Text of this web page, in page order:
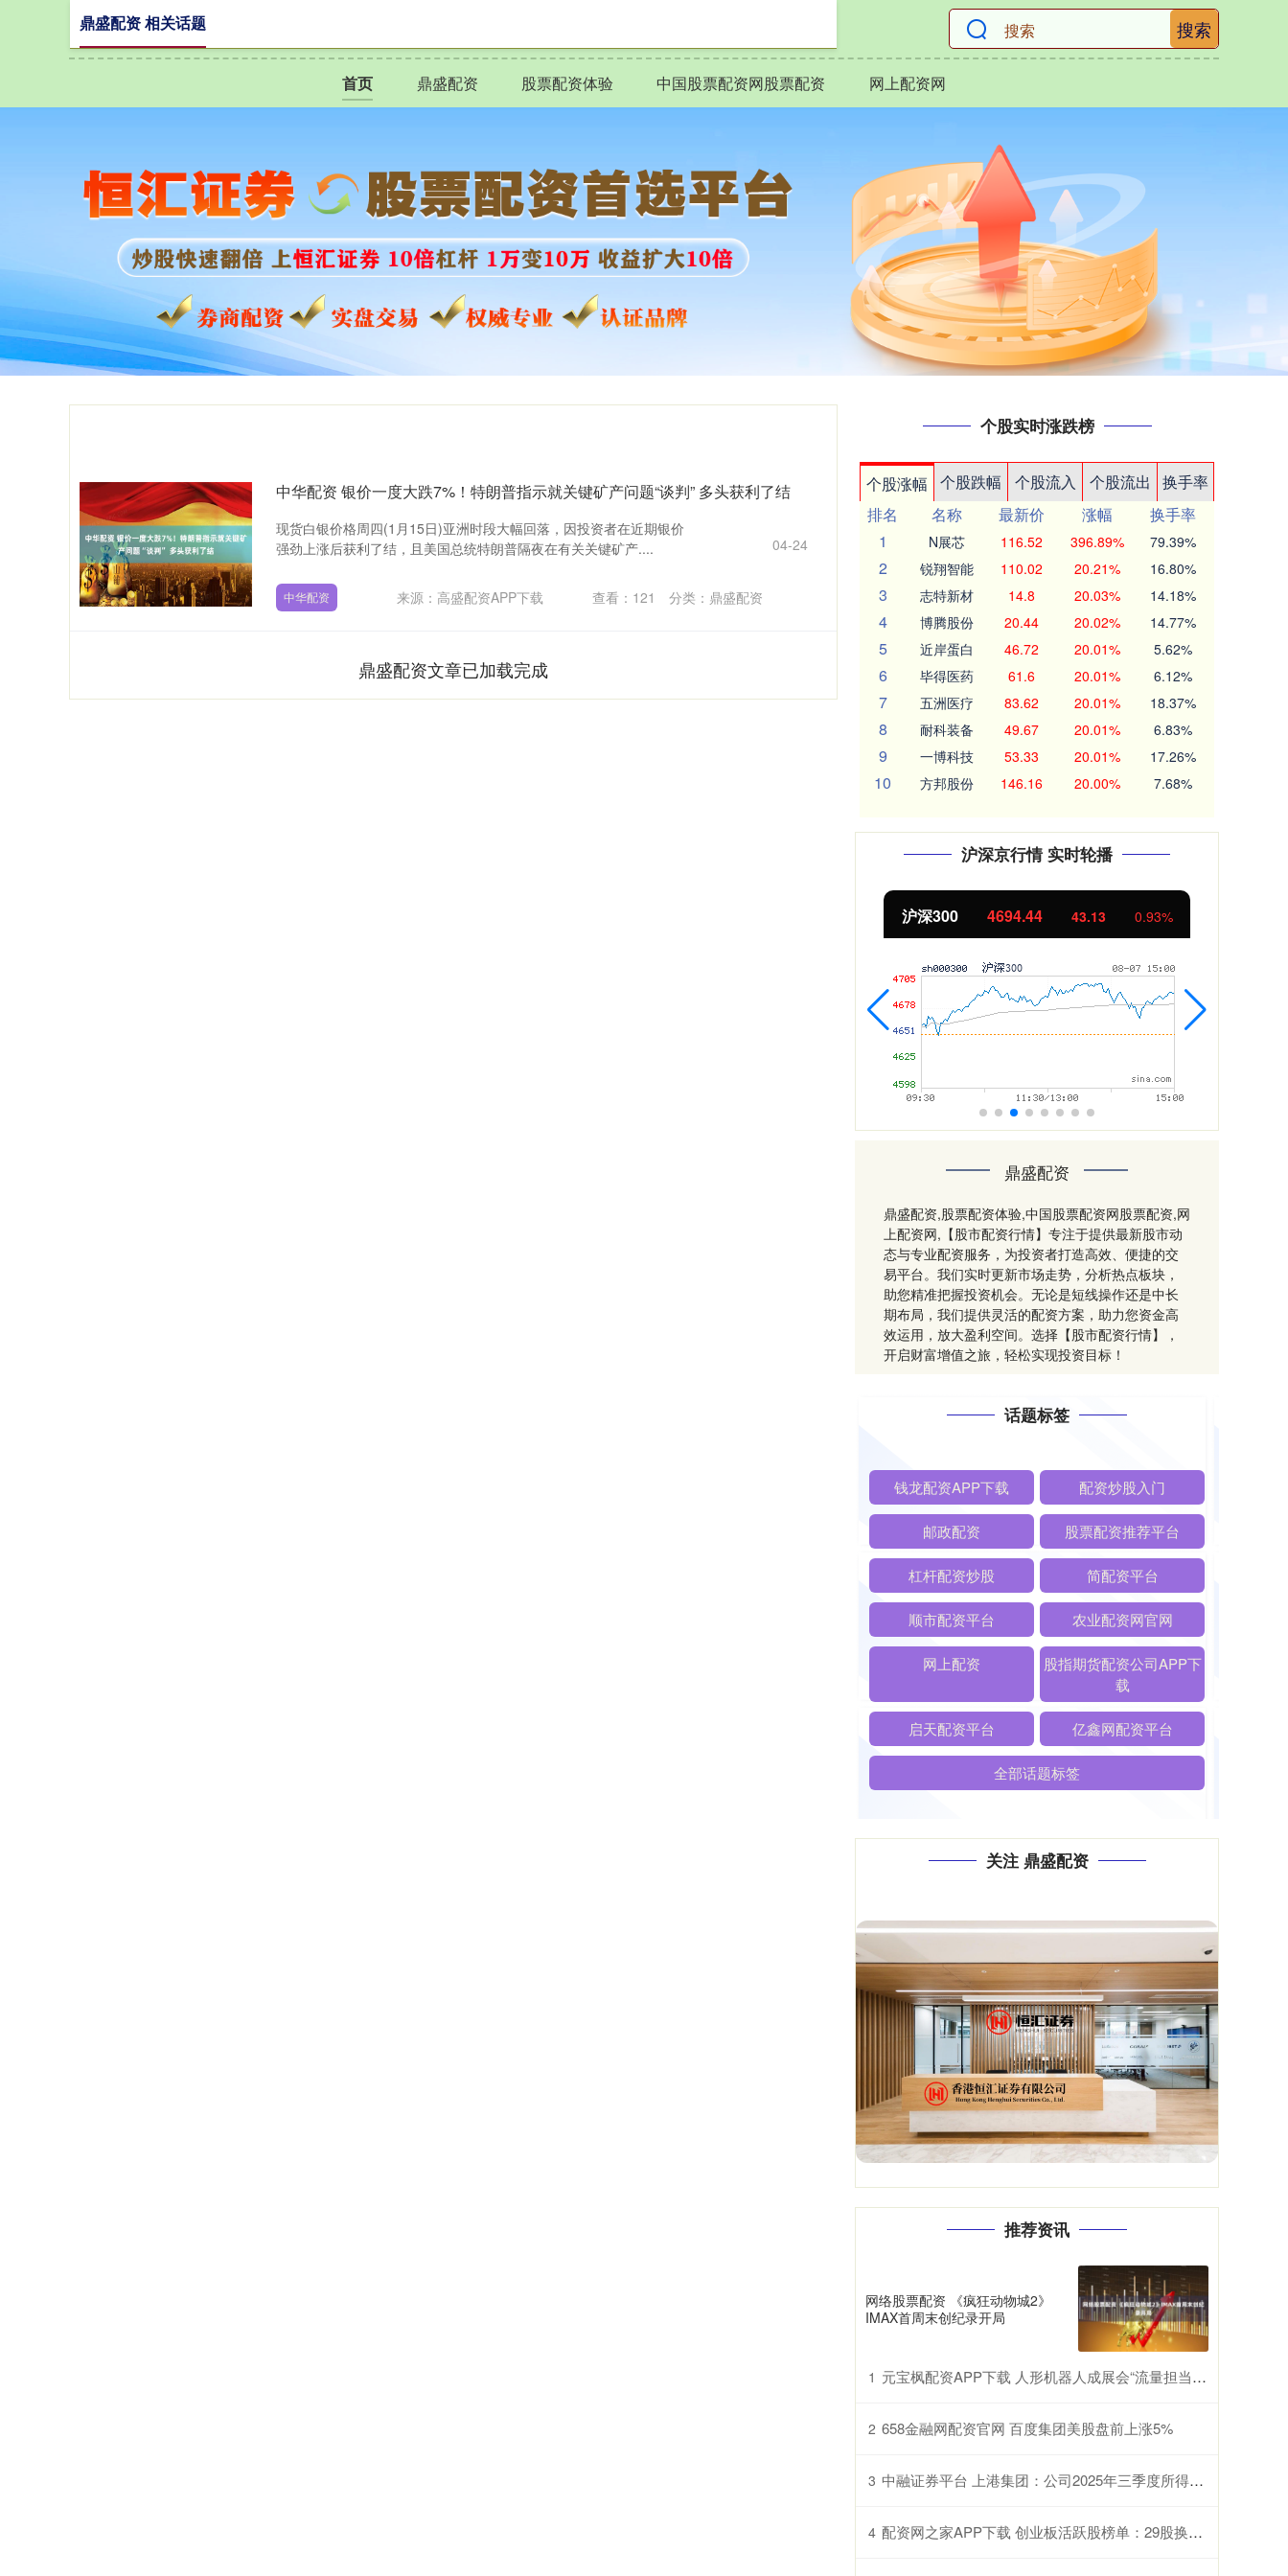
搜索
首页 鼎盛配资 股票配资体验 中国股票配资网股票配资 网上配资网
鼎盛配资 相关话题
中华配资 银价一度大跌7%！特朗普指示就关键矿产问题“谈判” 多头获利了结
现货白银价格周四(1月15日)亚洲时段大幅回落，因投资者在近期银价
强劲上涨后获利了结，且美国总统特朗普隔夜在有关关键矿产....
04-24
中华配资 来源：高盛配资APP下载 查看： 121 分类： 鼎盛配资
鼎盛配资文章已加载完成
个股实时涨跌榜
个股涨幅 个股跌幅 个股流入 个股流出
换手率
排名
名称 最新价 涨幅
换手率
1
N展芯 116.52 396.89% 79.39%
2 锐翔智能 110.02 20.21% 16.80%
3 志特新材 14.8 20.03% 14.18%
4 博腾股份 20.44 20.02% 14.77%
5 近岸蛋白 46.72 20.01% 5.62%
6 毕得医药 61.6 20.01% 6.12%
7 五洲医疗 83.62 20.01% 18.37%
8 耐科装备 49.67 20.01% 6.83%
9 一博科技 53.33 20.01% 17.26%
10 方邦股份 146.16 20.00% 7.68%
沪深京行情 实时轮播
沪深300 4694.44 43.13 0.93%
鼎盛配资
鼎盛配资,股票配资体验,中国股票配资网股票配资,网
上配资网,【股市配资行情】专注于提供最新股市动
态与专业配资服务，为投资者打造高效、便捷的交
易平台。我们实时更新市场走势，分析热点板块，
助您精准把握投资机会。无论是短线操作还是中长
期布局，我们提供灵活的配资方案，助力您资金高
效运用，放大盈利空间。选择【股市配资行情】，
开启财富增值之旅，轻松实现投资目标！
话题标签
钱龙配资APP下载 配资炒股入门
邮政配资 股票配资推荐平台
杠杆配资炒股 简配资平台
顺市配资平台 农业配资网官网
网上配资
股指期货配资公司APP下
载
启天配资平台 亿鑫网配资平台
全部话题标签
关注 鼎盛配资
推荐资讯
网络股票配资 《疯狂动物城2》
IMAX首周末创纪录开局
1 元宝枫配资APP下载 人形机器人成展会“流量担当” 深圳供应链赋能具身智能产业升级
2 658金融网配资官网 百度集团美股盘前上涨5%
3 中融证券平台 上港集团：公司2025年三季度所得税费用的增长主要是公司的盈利增长
4 配资网之家APP下载 创业板活跃股榜单：29股换手率超20%